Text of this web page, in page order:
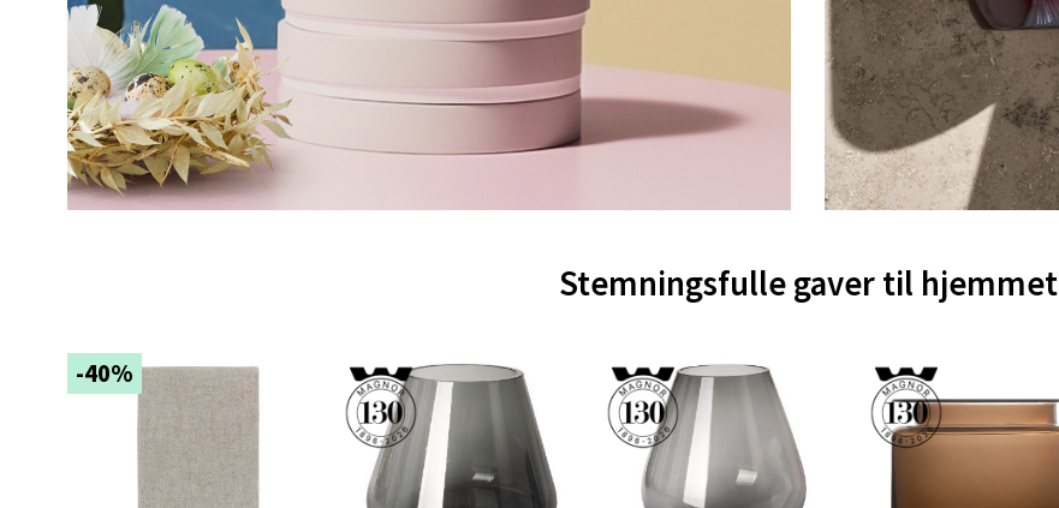
Stemningsfulle gaver til hjemmet
-40%
Støperivn. 5, 2010 Strømmen
Åpent i dag 10-21
Jessheim - Thon Senter Jessheim
Storgata 6, 2050 Jessheim
Åpent i dag 10-21